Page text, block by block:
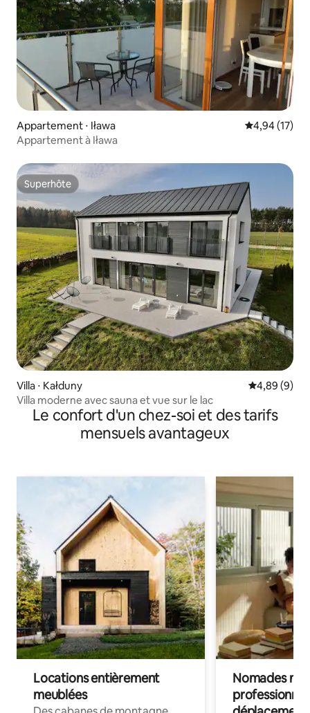
Appartement ⋅ Iława Évaluation
4,94 (17)
Appartement à Iława
Superhôte
Superhôte
Villa ⋅ Kałduny Évaluation
4,89 (9)
Villa moderne avec sauna et vue sur le lac
Le confort d'un chez-soi et des tarifs
mensuels avantageux
Locations entièrement
meublées
Nomades